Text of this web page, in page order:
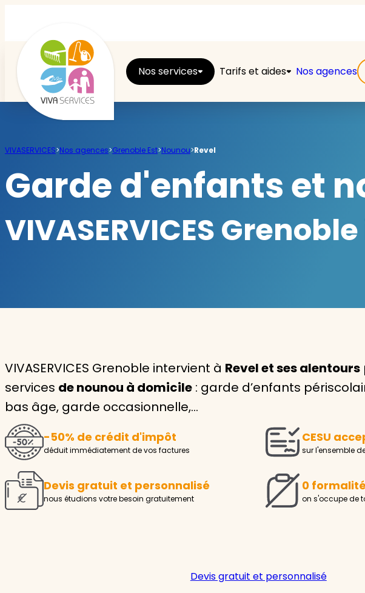
Nos services Tarifs et aides Nos agences
Repassage
Jardin
Seniors
Handicaps
Voir tous les services
Avec
Pour
ou
domicile
VIVASERVICES>Nos agences>Grenoble Est>Nounou>Revel
Garde d'enfants et
VIVASERVICES
VIVASERVICES Grenoble intervient à Revel et ses alentours
services de nounou à domicile : garde d’enfants
bas âge, garde occasionnelle,…
-50% de crédit d'impôt
déduit immédiatement de vos factures
CESU
sur l'ensemble
Devis gratuit et personnalisé
nous étudions votre besoin gratuitement
0 formalité
on s'occupe de
Devis gratuit et personnalisé